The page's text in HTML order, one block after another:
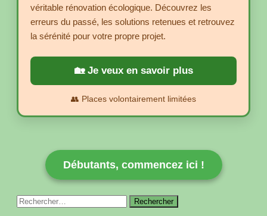
véritable rénovation écologique. Découvrez les
erreurs du passé, les solutions retenues et retrouvez
la sérénité pour votre propre projet.
🏡 Je veux en savoir plus
👥 Places volontairement limitées
Débutants, commencez ici !
Rechercher :